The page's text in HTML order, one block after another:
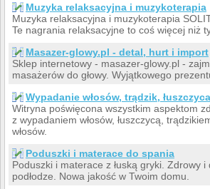
Muzyka relaksacyjna i muzykoterapia
Muzyka relaksacyjna i muzykoterapia
Te nagrania relaksacyjne to coś więcej niż
Masazer-glowy.pl - detal, hurt i import
Sklep internetowy - masazer-glowy.pl -
masażerów do głowy. Wyjątkowego
Wypadanie włosów, trądzik,
Witryna poświęcona wszystkim aspektom
z wypadaniem włosów, łuszczycą,
włosów.
Poduszki i materace do spania
Poduszki i materace z łuską gryki. Zdrowy
podłodze. Nowa jakość w Twoim domu.